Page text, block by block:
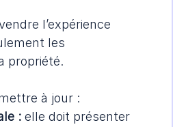
l’expérience
les
propriété.
à jour :
: elle doit présenter